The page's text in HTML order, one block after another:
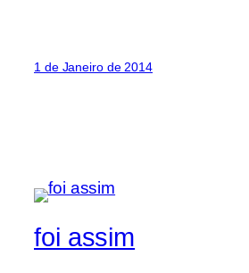
1 de Janeiro de 2014
foi assim